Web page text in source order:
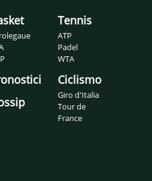
Tennis
ATP
Padel
WTA
Ciclismo
Giro d'Italia
Tour de
France